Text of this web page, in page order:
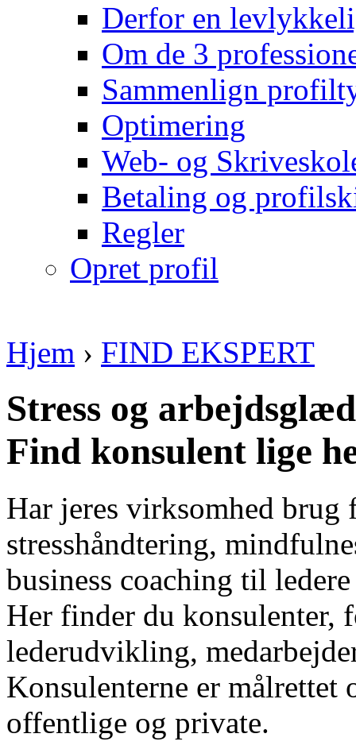
Derfor en
Om de 3
Sammenlign
Optimering
Web- og
Betaling og
Regler
Opret profil
Hjem › FIND EKSPERT
Stress og
Find konsulent lige
Har jeres virksomhed brug
stresshåndtering,
business coaching til
Her finder du konsulenter,
lederudvikling,
Konsulenterne er målrettet
offentlige og private.